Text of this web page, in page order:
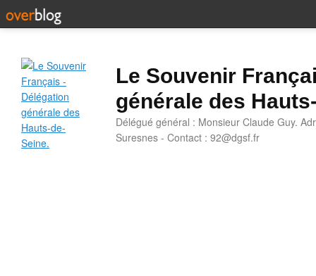
Le Souvenir
générale des
Délégué général : Monsieur Claude Guy.
Suresnes - Contact : 92@dgsf.fr